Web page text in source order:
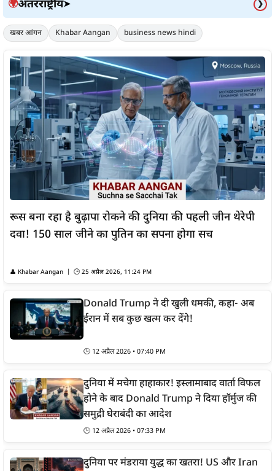
🌍अंतरराष्ट्रीय➤ ❯
खबर आंगन Khabar Aangan business news hindi
रूस बना रहा है बुढ़ापा रोकने की दुनिया की पहली जीन थेरेपी
दवा! 150 साल जीने का पुतिन का सपना होगा सच
👤 Khabar Aangan | 🕒 25 अप्रैल 2026, 11:24 PM
Donald Trump ने दी खुली धमकी, कहा- अब
ईरान में सब कुछ खत्म कर देंगे!
🕒 12 अप्रैल 2026 • 07:40 PM
दुनिया में मचेगा हाहाकार! इस्लामाबाद वार्ता विफल
होने के बाद Donald Trump ने दिया हॉर्मुज की
समुद्री घेराबंदी का आदेश
🕒 12 अप्रैल 2026 • 07:33 PM
दुनिया पर मंडराया युद्ध का खतरा! US और Iran